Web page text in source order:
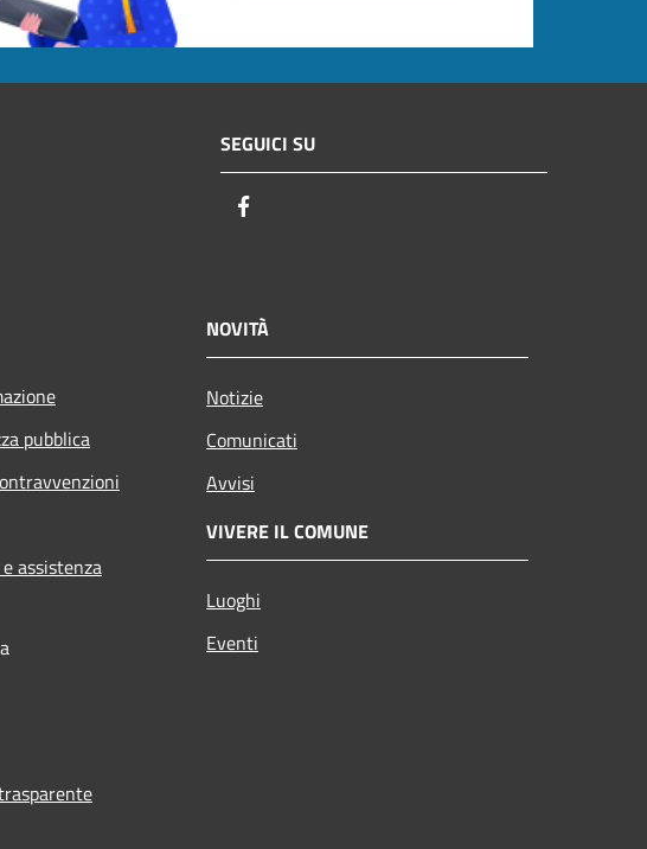
SEGUICI SU
pubblica
assistenza
NOVITÀ
Notizie
Comunicati
Avvisi
VIVERE IL COMUNE
Luoghi
Eventi